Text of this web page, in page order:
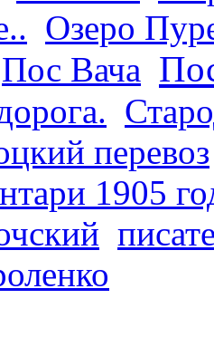
Озеро
Пос Вача
перевоз
1905